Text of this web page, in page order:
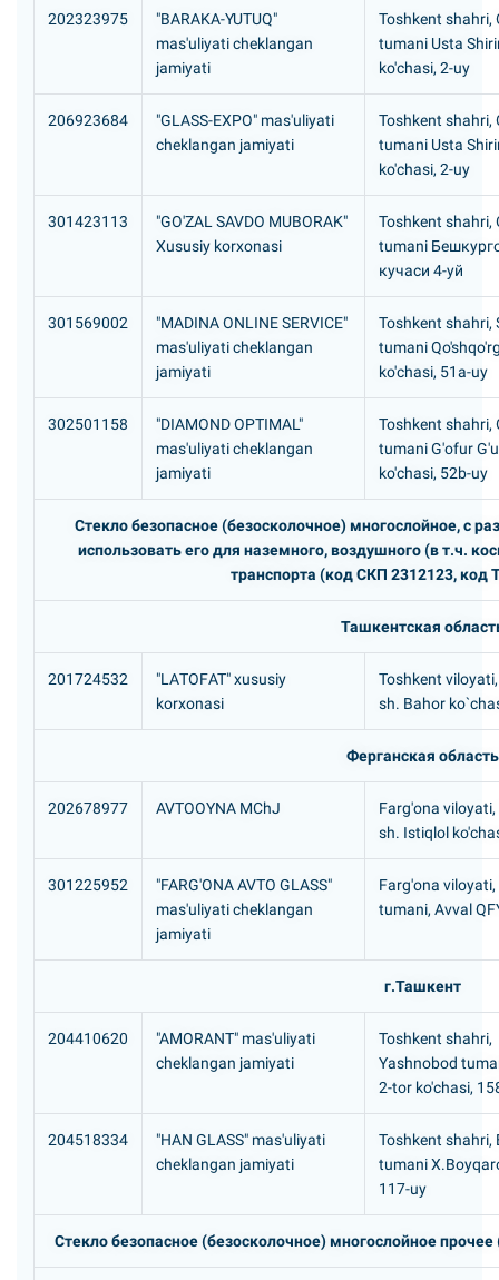
202323975
"BARAKA-YUTUQ"
mas'uliyati cheklangan
jamiyati
Toshkent shahri,
tumani Usta
ko'chasi, 2-uy
206923684
"GLASS-EXPO" mas'uliyati
cheklangan jamiyati
Toshkent shahri,
tumani Usta
ko'chasi, 2-uy
301423113
"GO'ZAL SAVDO MUBORAK"
Xususiy korxonasi
Toshkent shahri,
tumani
кучаси 4-уй
301569002
"MADINA ONLINE SERVICE"
mas'uliyati cheklangan
jamiyati
Toshkent shahri,
tumani
ko'chasi, 51a-uy
302501158
"DIAMOND OPTIMAL"
mas'uliyati cheklangan
jamiyati
Toshkent shahri,
tumani G'ofur
ko'chasi, 52b-uy
Стекло безопасное (безосколочное) многослойное, с
использовать его для наземного, воздушного (в т.ч.
транспорта (код СКП 2312123, код
Ташкентская
201724532
"LAТОFАТ" xususiy
korxonasi
Toshkent
sh. Bahor
Ферганская область
202678977 AVTOOYNA MChJ
Farg'ona
sh. Istiqlol
301225952
"FARG'ONA AVTO GLASS"
mas'uliyati cheklangan
jamiyati
Farg'ona
tumani, Avval
г.Ташкент
204410620
"AMORANT" mas'uliyati
cheklangan jamiyati
Toshkent shahri,
Yashnobod
2-tor ko'chasi,
204518334
"HAN GLASS" mas'uliyati
cheklangan jamiyati
Toshkent shahri,
tumani
117-uy
Стекло безопасное (безосколочное) многослойное